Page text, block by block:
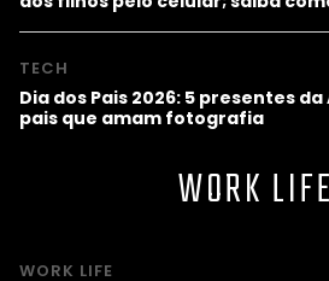
TECH
Dia dos Pais 2026: 5 presentes
pais que amam fotografia
WORK LIFE
WORK LIFE